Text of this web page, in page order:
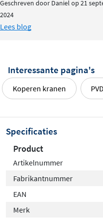
Geschreven door Daniel op 21
2024
Lees blog
Interessante pagina's
Koperen kranen
Specificaties
Product
Artikelnummer
Fabrikantnummer
EAN
Merk